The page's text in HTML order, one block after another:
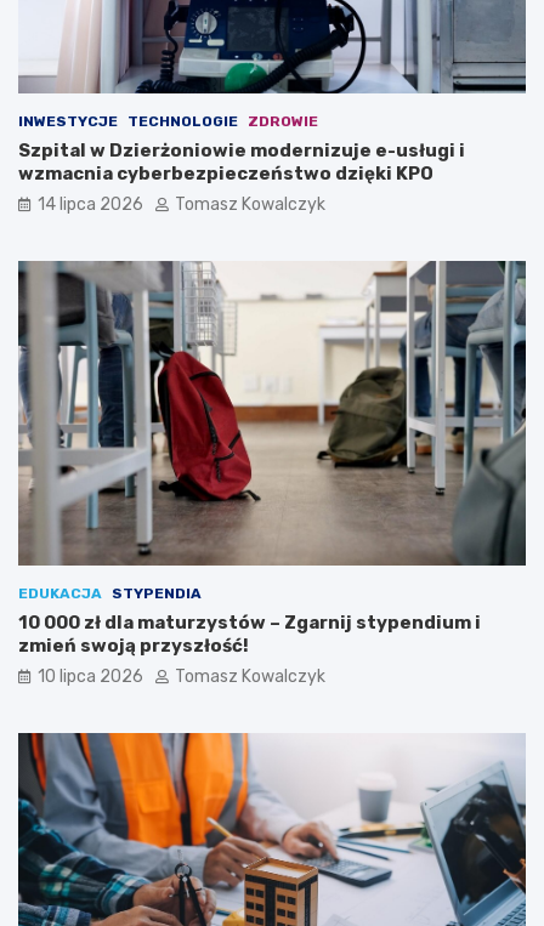
INWESTYCJE TECHNOLOGIE ZDROWIE
Szpital w Dzierżoniowie modernizuje e-usługi i
wzmacnia cyberbezpieczeństwo dzięki KPO
14 lipca 2026 Tomasz Kowalczyk
EDUKACJA STYPENDIA
10 000 zł dla maturzystów – Zgarnij stypendium i
zmień swoją przyszłość!
10 lipca 2026 Tomasz Kowalczyk